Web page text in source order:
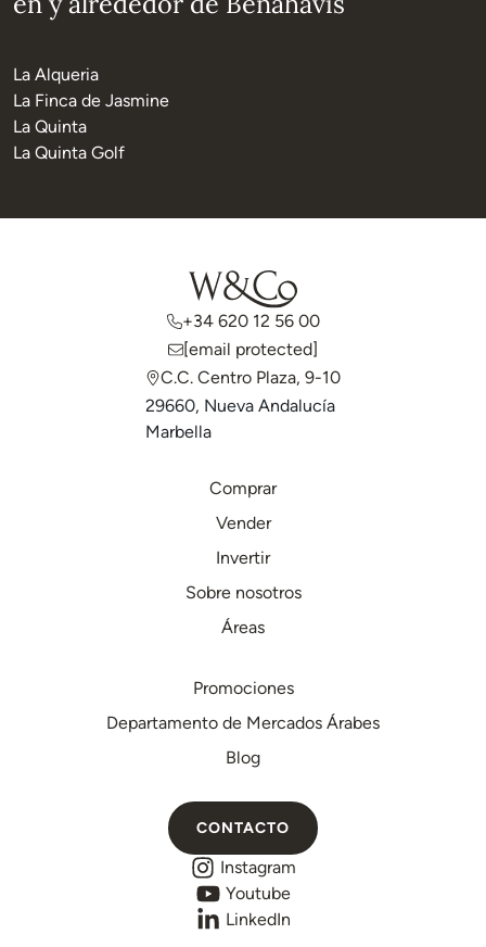
La Alqueria
La Finca de Jasmine
La Quinta
La Quinta Golf
+34 620 12 56 00
[email protected]
C.C. Centro Plaza, 9-10
29660, Nueva Andalucía
Marbella
Comprar
Vender
Invertir
Sobre nosotros
Áreas
Promociones
Departamento de Mercados Árabes
Blog
CONTACTO
Instagram
Youtube
LinkedIn